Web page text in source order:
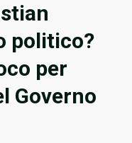
politico?
per
Governo